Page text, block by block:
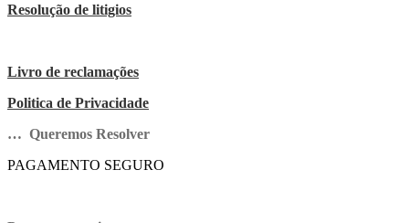
Resolução de litigios
Livro de reclamações
Politica de Privacidade
… Queremos Resolver
PAGAMENTO SEGURO